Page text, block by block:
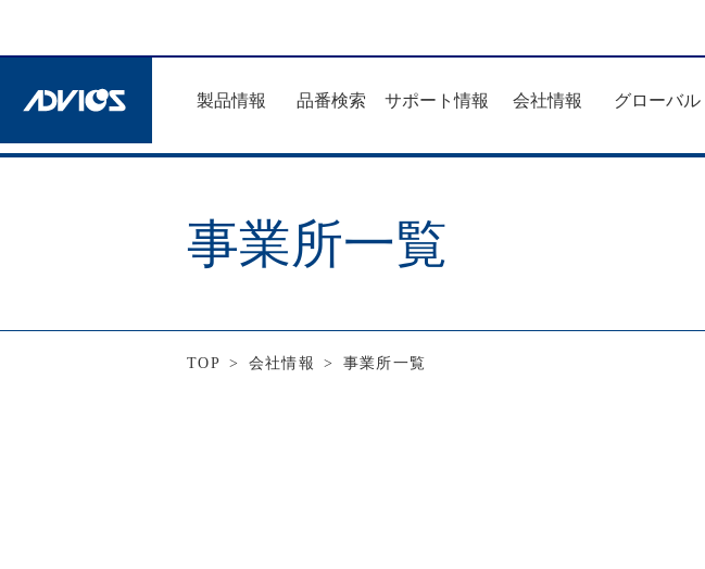
製品情報 品番検索 サポート情報 会社情報
グローバル
事業所一覧
TOP > 会社情報 > 事業所一覧